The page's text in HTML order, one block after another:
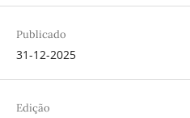
Publicado
31-12-2025
Edição